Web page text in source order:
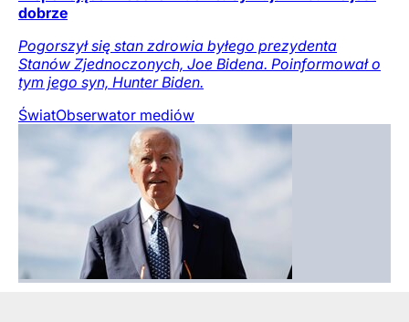
dobrze
Pogorszył się stan zdrowia byłego prezydenta
Stanów Zjednoczonych, Joe Bidena. Poinformował o
tym jego syn, Hunter Biden.
ŚwiatObserwator mediów